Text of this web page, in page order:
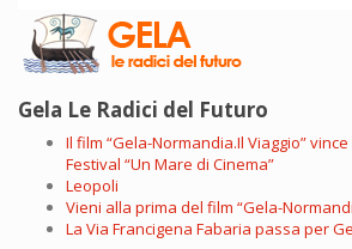
Gela Le Radici del Futuro
Il film “Gela-Normandia.Il Viaggio”
Festival “Un Mare di Cinema”
Leopoli
Vieni alla prima del film “Gela-
La Via Francigena Fabaria passa per